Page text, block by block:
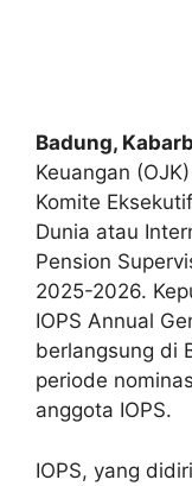
Badung,
Keuangan
Komite
Dunia atau
Pension
2025-2026.
IOPS Annual
berlangsung di
periode
anggota IOPS.
IOPS, yang